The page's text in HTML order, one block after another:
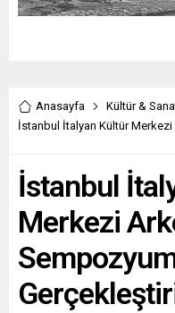
Anasayfa
Kültür &
İstanbul İtalyan Kültür
İstanbul
Merkezi